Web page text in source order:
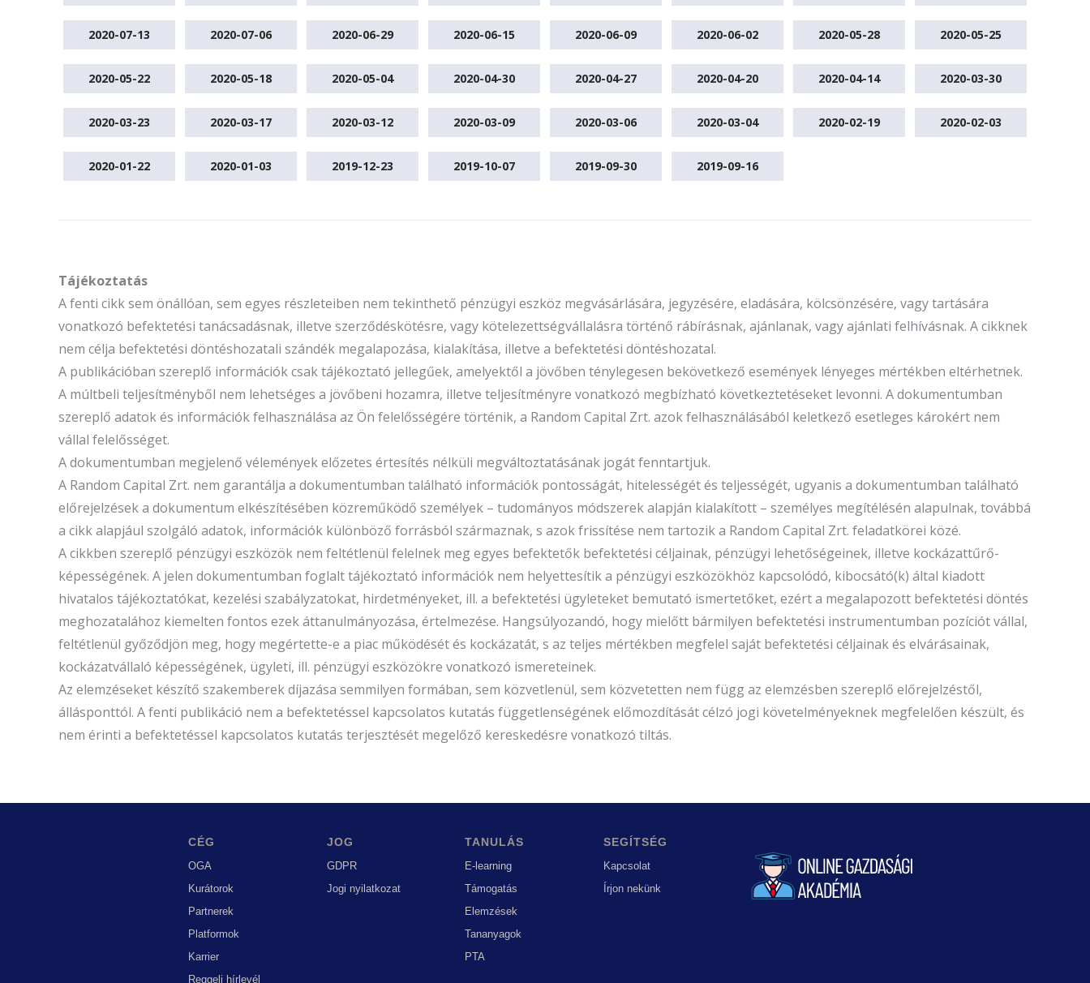
2020-07-13 2020-07-06 2020-06-29 2020-06-15 2020-06-09 2020-06-02 2020-05-28 2020-05-25
2020-05-22 2020-05-18 2020-05-04 2020-04-30 2020-04-27 2020-04-20 2020-04-14 2020-03-30
2020-03-23 2020-03-17 2020-03-12 2020-03-09 2020-03-06 2020-03-04 2020-02-19 2020-02-03
2020-01-22 2020-01-03 2019-12-23 2019-10-07 2019-09-30 2019-09-16
Tájékoztatás
A fenti cikk sem önállóan, sem egyes részleteiben nem tekinthető pénzügyi eszköz megvásárlására, jegyzésére, eladására, kölcsönzésére, vagy tartására
vonatkozó befektetési tanácsadásnak, illetve szerződéskötésre, vagy kötelezettségvállalásra történő rábírásnak, ajánlanak, vagy ajánlati felhívásnak. A cikknek
nem célja befektetési döntéshozatali szándék megalapozása, kialakítása, illetve a befektetési döntéshozatal.
A publikációban szereplő információk csak tájékoztató jellegűek, amelyektől a jövőben ténylegesen bekövetkező események lényeges mértékben eltérhetnek.
A múltbeli teljesítményből nem lehetséges a jövőbeni hozamra, illetve teljesítményre vonatkozó megbízható következtetéseket levonni. A dokumentumban
szereplő adatok és információk felhasználása az Ön felelősségére történik, a Random Capital Zrt. azok felhasználásából keletkező esetleges károkért nem
vállal felelősséget.
A dokumentumban megjelenő vélemények előzetes értesítés nélküli megváltoztatásának jogát fenntartjuk.
A Random Capital Zrt. nem garantálja a dokumentumban található információk pontosságát, hitelességét és teljességét, ugyanis a dokumentumban található
előrejelzések a dokumentum elkészítésében közreműködő személyek – tudományos módszerek alapján kialakított – személyes megítélésén alapulnak, továbbá
a cikk alapjául szolgáló adatok, információk különböző forrásból származnak, s azok frissítése nem tartozik a Random Capital Zrt. feladatkörei közé.
A cikkben szereplő pénzügyi eszközök nem feltétlenül felelnek meg egyes befektetők befektetési céljainak, pénzügyi lehetőségeinek, illetve kockázattűrő-
képességének. A jelen dokumentumban foglalt tájékoztató információk nem helyettesítik a pénzügyi eszközökhöz kapcsolódó, kibocsátó(k) által kiadott
hivatalos tájékoztatókat, kezelési szabályzatokat, hirdetményeket, ill. a befektetési ügyleteket bemutató ismertetőket, ezért a megalapozott befektetési döntés
meghozatalához kiemelten fontos ezek áttanulmányozása, értelmezése. Hangsúlyozandó, hogy mielőtt bármilyen befektetési instrumentumban pozíciót vállal,
feltétlenül győződjön meg, hogy megértette-e a piac működését és kockázatát, s az teljes mértékben megfelel saját befektetési céljainak és elvárásainak,
kockázatvállaló képességének, ügyleti, ill. pénzügyi eszközökre vonatkozó ismereteinek.
Az elemzéseket készítő szakemberek díjazása semmilyen formában, sem közvetlenül, sem közvetetten nem függ az elemzésben szereplő előrejelzéstől,
állásponttól. A fenti publikáció nem a befektetéssel kapcsolatos kutatás függetlenségének előmozdítását célzó jogi követelményeknek megfelelően készült, és
nem érinti a befektetéssel kapcsolatos kutatás terjesztését megelőző kereskedésre vonatkozó tiltás.
CÉG
OGA
Kurátorok
Partnerek
Platformok
Karrier
Reggeli hírlevél
JOG
GDPR
Jogi nyilatkozat
TANULÁS
E-learning
Támogatás
Elemzések
Tananyagok
PTA
SEGÍTSÉG
Kapcsolat
Írjon nekünk